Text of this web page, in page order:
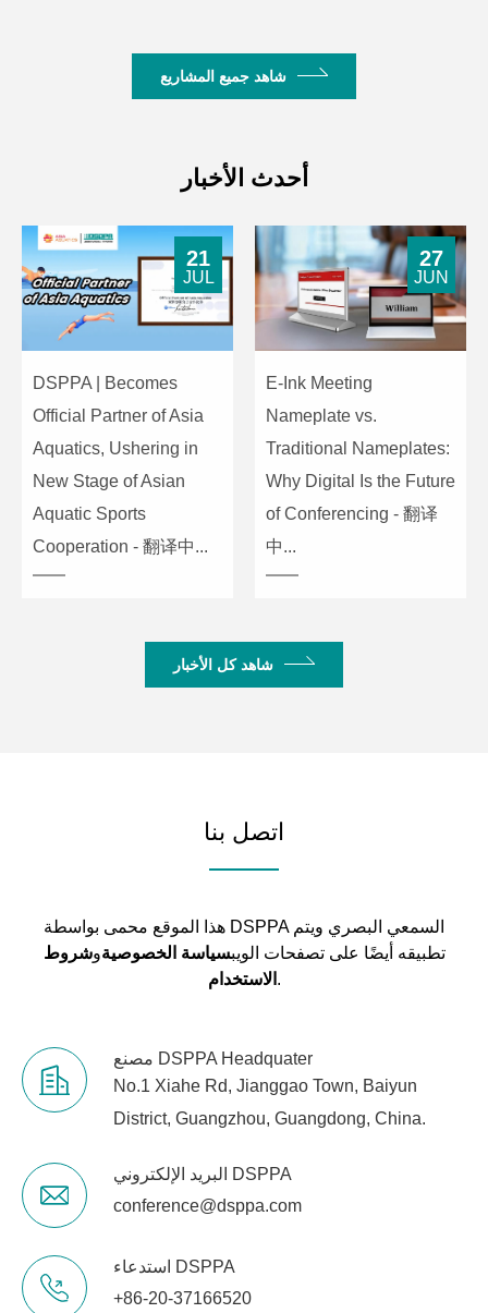
شاهد جميع المشاريع
أحدث الأخبار
DSPPA | Becomes
Official Partner of Asia
Aquatics, Ushering in
New Stage of Asian
Aquatic Sports
Cooperation - 翻译中...
21
JUL
E-Ink Meeting
Nameplate vs.
Traditional Nameplates:
Why Digital Is the Future
of Conferencing - 翻译
中...
27
JUN
شاهد كل الأخبار
اتصل بنا
هذا الموقع محمى بواسطة DSPPA السمعي البصري ويتم
تطبيقه أيضًا على تصفحات الويبسياسة الخصوصيةوشروط
الاستخدام .
مصنع DSPPA Headquater
No.1 Xiahe Rd, Jianggao Town, Baiyun
District, Guangzhou, Guangdong, China.
البريد الإلكتروني DSPPA
conference@dsppa.com
استدعاء DSPPA
+86-20-37166520